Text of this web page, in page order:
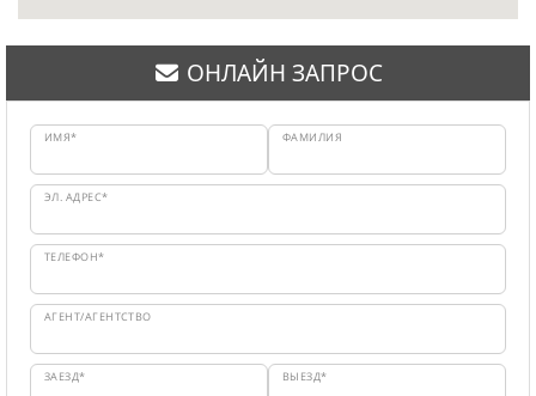
ОНЛАЙН ЗАПРОС
ИМЯ* ФАМИЛИЯ
ЭЛ. АДРЕС*
ТЕЛЕФОН*
АГЕНТ/АГЕНТСТВО
ЗАЕЗД* ВЫЕЗД*